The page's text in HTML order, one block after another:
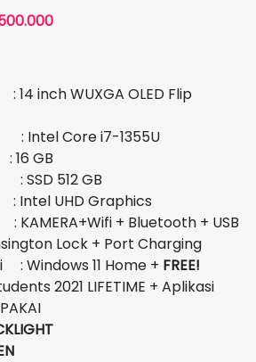
Harga
adalah:
Rp15.500.000.
inch WUXGA OLED Flip
Core i7-1355U
GB
512 GB
UHD Graphics
+ Bluetooth + USB
Lock + Port Charging
: Windows 11 Home + FREE!
2021 LIFETIME + Aplikasi